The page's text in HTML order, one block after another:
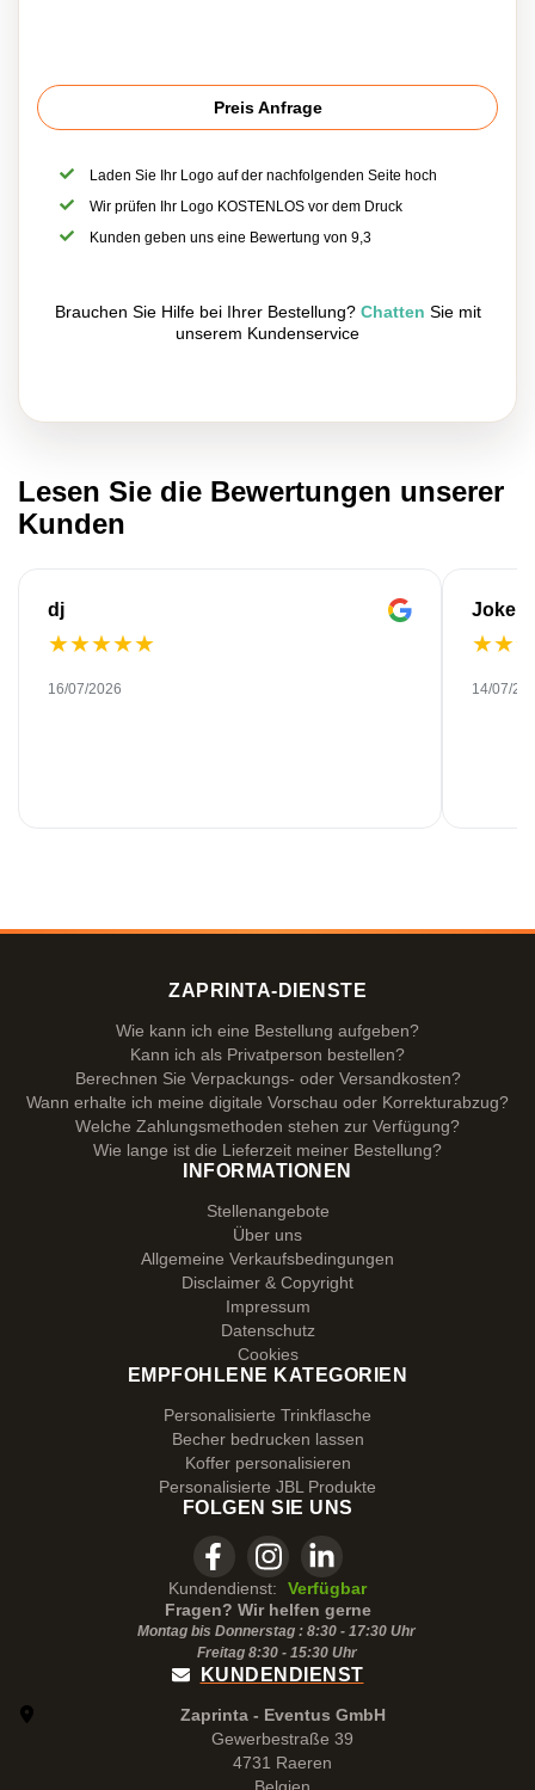
Preis Anfrage
Laden Sie Ihr Logo auf der nachfolgenden Seite hoch
Wir prüfen Ihr Logo KOSTENLOS vor dem Druck
Kunden geben uns eine Bewertung von 9,3
Brauchen Sie Hilfe bei Ihrer Bestellung? Chatten Sie mit
unserem Kundenservice
Lesen Sie die Bewertungen unserer
Kunden
dj
★★★★★
16/07/2026
Joke
★★
14/07/
ZAPRINTA-DIENSTE
Wie kann ich eine Bestellung aufgeben?
Kann ich als Privatperson bestellen?
Berechnen Sie Verpackungs- oder Versandkosten?
Wann erhalte ich meine digitale Vorschau oder Korrekturabzug?
Welche Zahlungsmethoden stehen zur Verfügung?
Wie lange ist die Lieferzeit meiner Bestellung?
INFORMATIONEN
Stellenangebote
Über uns
Allgemeine Verkaufsbedingungen
Disclaimer & Copyright
Impressum
Datenschutz
Cookies
EMPFOHLENE KATEGORIEN
Personalisierte Trinkflasche
Becher bedrucken lassen
Koffer personalisieren
Personalisierte JBL Produkte
FOLGEN SIE UNS
Kundendienst:
Verfügbar
Fragen? Wir helfen gerne
Montag bis Donnerstag : 8:30 - 17:30 Uhr
Freitag 8:30 - 15:30Uhr
KUNDENDIENST
Zaprinta - Eventus GmbH
Gewerbestraße 39
4731 Raeren